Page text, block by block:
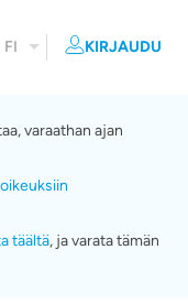
FI KIRJAUDU
varaathan ajan
täältä, ja varata tämän